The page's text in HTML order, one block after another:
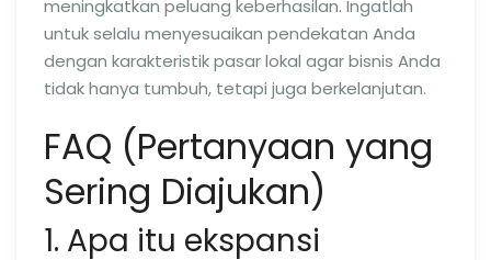
meningkatkan peluang keberhasilan. Ingatlah
untuk selalu menyesuaikan pendekatan Anda
dengan karakteristik pasar lokal agar bisnis Anda
tidak hanya tumbuh, tetapi juga berkelanjutan.
FAQ (Pertanyaan yang
Sering Diajukan)
1. Apa itu ekspansi